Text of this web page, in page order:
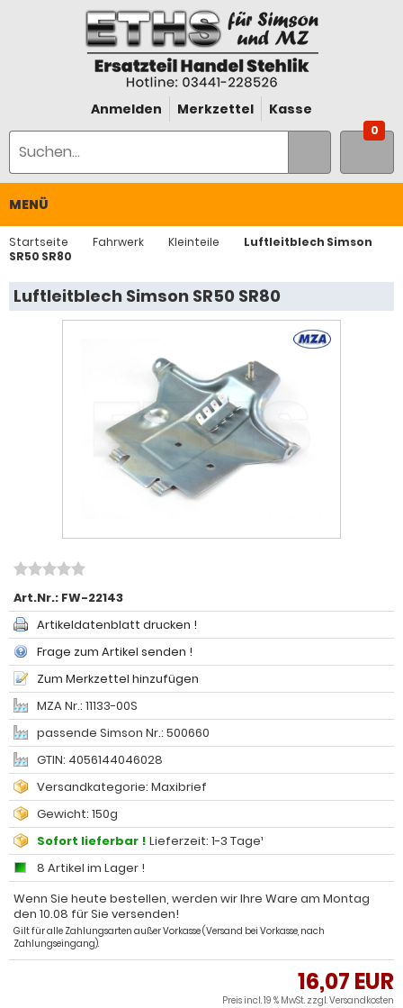
Anmelden Merkzettel Kasse
0
MENÜ
Startseite Fahrwerk Kleinteile
Luftleitblech Simson
SR50 SR80
Luftleitblech Simson SR50 SR80
Art.Nr.: FW-22143
Artikeldatenblatt drucken !
Frage zum Artikel senden !
Zum Merkzettel hinzufügen
MZA Nr.: 11133-00S
passende Simson Nr.: 500660
GTIN: 4056144046028
Versandkategorie: Maxibrief
Gewicht: 150g
Sofort lieferbar ! Lieferzeit: 1-3 Tage¹
8 Artikel im Lager !
Wenn Sie heute bestellen, werden wir Ihre Ware am Montag
den 10.08 für Sie versenden!
Gilt für alle Zahlungsarten außer Vorkasse (Versand bei Vorkasse, nach
Zahlungseingang).
16,07 EUR
Preis incl. 19 % MwSt. zzgl.Versandkosten